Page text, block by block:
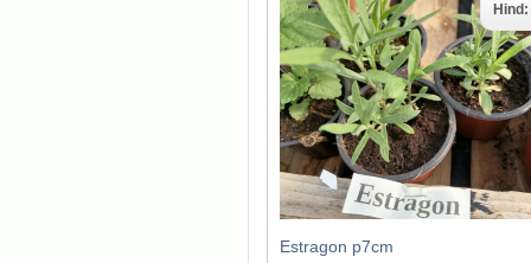
Estragon p7cm
Hind: